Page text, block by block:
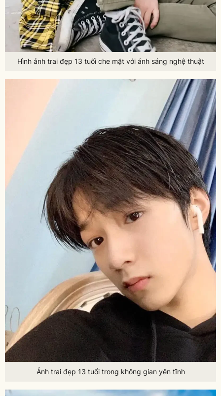
Hình ảnh trai đẹp 13 tuổi che mặt với ánh sáng nghệ thuật
Ảnh trai đẹp 13 tuổi trong không gian yên tĩnh